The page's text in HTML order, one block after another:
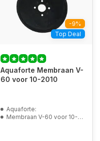
-9%
Top Deal
Aquaforte Membraan V-
60 voor 10-2010
Aquaforte:
Membraan V-60 voor 10-2010